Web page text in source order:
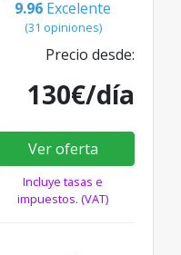
9.96 Excelente
(31 opiniones)
Precio desde:
130€/día
Ver oferta
Incluye tasas e
impuestos. (VAT)